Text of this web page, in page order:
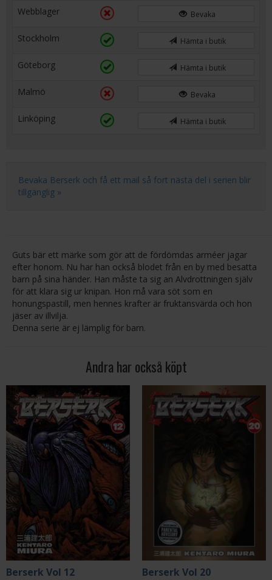
Webblager
Bevaka
Stockholm Hämta i butik
Göteborg Hämta i butik
Malmö Bevaka
Linköping Hämta i butik
Bevaka Berserk och få ett mail så fort nästa del i serien blir
tillgänglig »
Guts bär ett märke som gör att de fördömdas arméer jagar
efter honom. Nu har han också blodet från en by med besatta
barn på sina händer. Han måste ta sig an Alvdrottningen själv
för att klara sig ur knipan. Hon må vara söt som en
honungspastill, men hennes krafter är fruktansvärda och hon
jäser av illvilja.
Denna serie är ej lämplig för barn.
Andra har också köpt
Berserk Vol 12 Berserk Vol 20